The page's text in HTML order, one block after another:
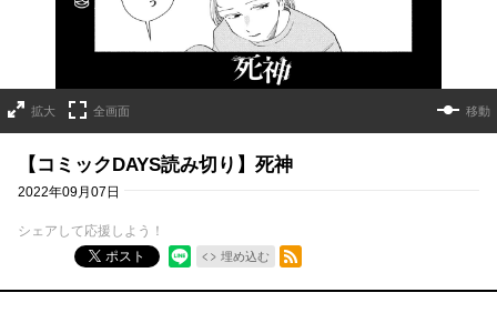
拡大 全画面 移動
【コミックDAYS読み切り】死神
2022年09月07日
シェアして応援しよう！
ポスト
埋め込む
RSSフィード